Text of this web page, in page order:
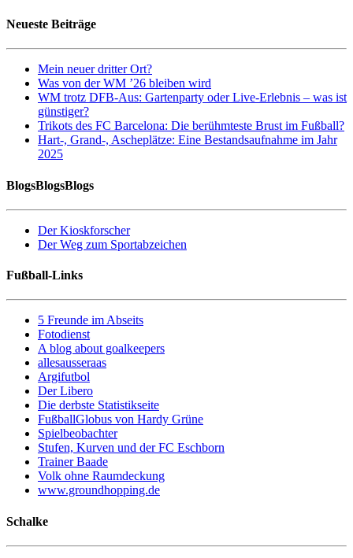
Neueste Beiträge
Mein neuer dritter Ort?
Was von der WM ’26 bleiben wird
WM trotz DFB-Aus: Gartenparty oder Live-Erlebnis – was ist
günstiger?
Trikots des FC Barcelona: Die berühmteste Brust im Fußball?
Hart-, Grand-, Ascheplätze: Eine Bestandsaufnahme im Jahr
2025
BlogsBlogsBlogs
Der Kioskforscher
Der Weg zum Sportabzeichen
Fußball-Links
5 Freunde im Abseits
Fotodienst
A blog about goalkeepers
allesausseraas
Argifutbol
Der Libero
Die derbste Statistikseite
FußballGlobus von Hardy Grüne
Spielbeobachter
Stufen, Kurven und der FC Eschborn
Trainer Baade
Volk ohne Raumdeckung
www.groundhopping.de
Schalke